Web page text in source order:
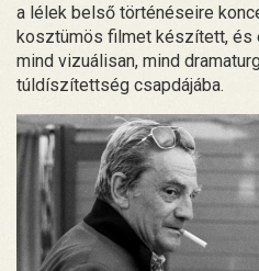
a lélek belső történéseire
kosztümös filmet készített, és
mind vizuálisan, mind
túldíszítettség csapdájába.